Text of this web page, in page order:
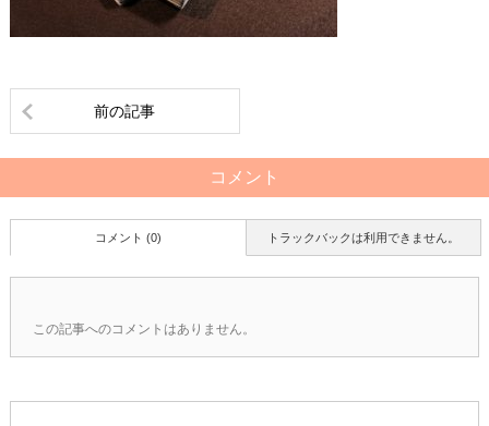
前の記事
コメント
トラックバックは利用できません。
コメント (0)
この記事へのコメントはありません。